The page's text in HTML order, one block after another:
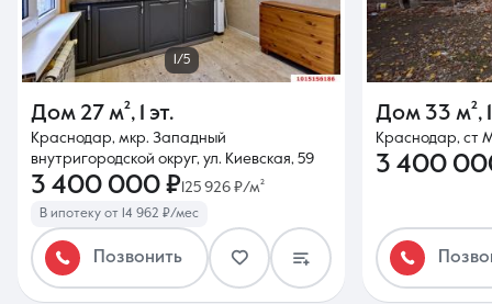
1/5
Дом 27 м², 1 эт.
Краснодар, мкр. Западный
внутригородской округ, ул. Киевская, 59
3 400 000 ₽ 125 926 ₽/м²
В ипотеку от 14 962 ₽/мес
Позвонить
Дом 33 м²,
Краснодар, ст
3 400